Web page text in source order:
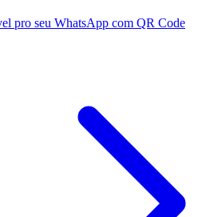
pro seu WhatsApp com QR Code